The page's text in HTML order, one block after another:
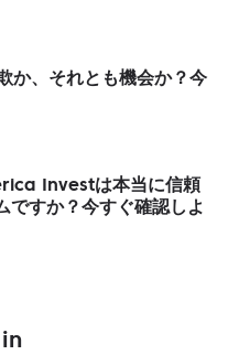
か、それとも機会か？今
Investは本当に信頼
ですか？今すぐ確認しよ